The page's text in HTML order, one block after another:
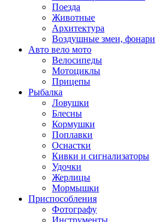
Поезда
Животные
Архитектура
Воздушные змеи, фонари
Авто вело мото
Велосипеды
Мотоциклы
Прицепы
Рыбалка
Ловушки
Блесны
Кормушки
Поплавки
Оснастки
Кивки и сигнализаторы
Удочки
Жерлицы
Мормышки
Приспособления
Фотографу
Инструменты